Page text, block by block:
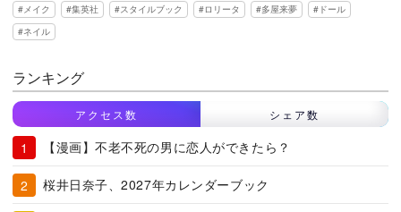
メイク 集英社 スタイルブック ロリータ 多屋来夢
ドール
ネイル
ランキング
アクセス数 シェア数
【漫画】不老不死の男に恋人ができたら？
桜井日奈子、2027年カレンダーブック